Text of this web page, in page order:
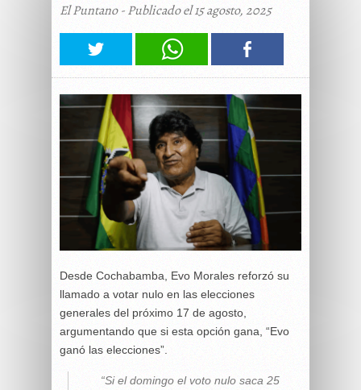
El Puntano - Publicado el 15 agosto, 2025
Desde Cochabamba, Evo Morales reforzó su
llamado a votar nulo en las elecciones
generales del próximo 17 de agosto,
argumentando que si esta opción gana, “Evo
ganó las elecciones”.
“Si el domingo el voto nulo saca 25